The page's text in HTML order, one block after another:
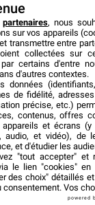
leçons
partenaires, nous
sur vos appareils
transmettre entre
collectées sur
certains d'entre
d'autres contextes.
données
de fidélité,
précise, etc.)
contenus, offres
et écrans (y
audio, et vidéo), de
et d'étudier les
"tout accepter" et
le lien "cookies" en
des choix" détaillés
consentement. Vos
powered